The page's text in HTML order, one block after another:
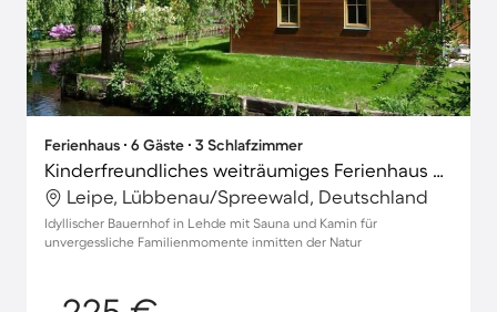
Ferienhaus ∙ 6 Gäste ∙ 3 Schlafzimmer
Kinderfreundliches weiträumiges Ferienhaus mit Garten, Terrasse und Sauna
Leipe, Lübbenau/Spreewald, Deutschland
Idyllischer Bauernhof in Lehde mit Sauna und Kamin für
unvergessliche Familienmomente inmitten der Natur